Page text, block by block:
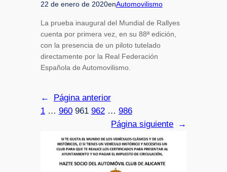
22 de enero de 2020enAutomovilismo
La prueba inaugural del Mundial de Rallyes
cuenta por primera vez, en su 88ª edición,
con la presencia de un piloto tutelado
directamente por la Real Federación
Española de Automovilismo.
←
Página anterior
1 … 960 961 962 … 986
Página siguiente
→